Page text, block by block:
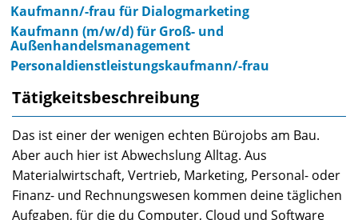
Kaufmann/-frau für Dialogmarketing
Kaufmann (m/w/d) für Groß- und
Außenhandelsmanagement
Personaldienstleistungskaufmann/-frau
Tätigkeitsbeschreibung
Das ist einer der wenigen echten Bürojobs am Bau.
Aber auch hier ist Abwechslung Alltag. Aus
Materialwirtschaft, Vertrieb, Marketing, Personal- oder
Finanz- und Rechnungswesen kommen deine täglichen
Aufgaben, für die du Computer, Cloud und Software